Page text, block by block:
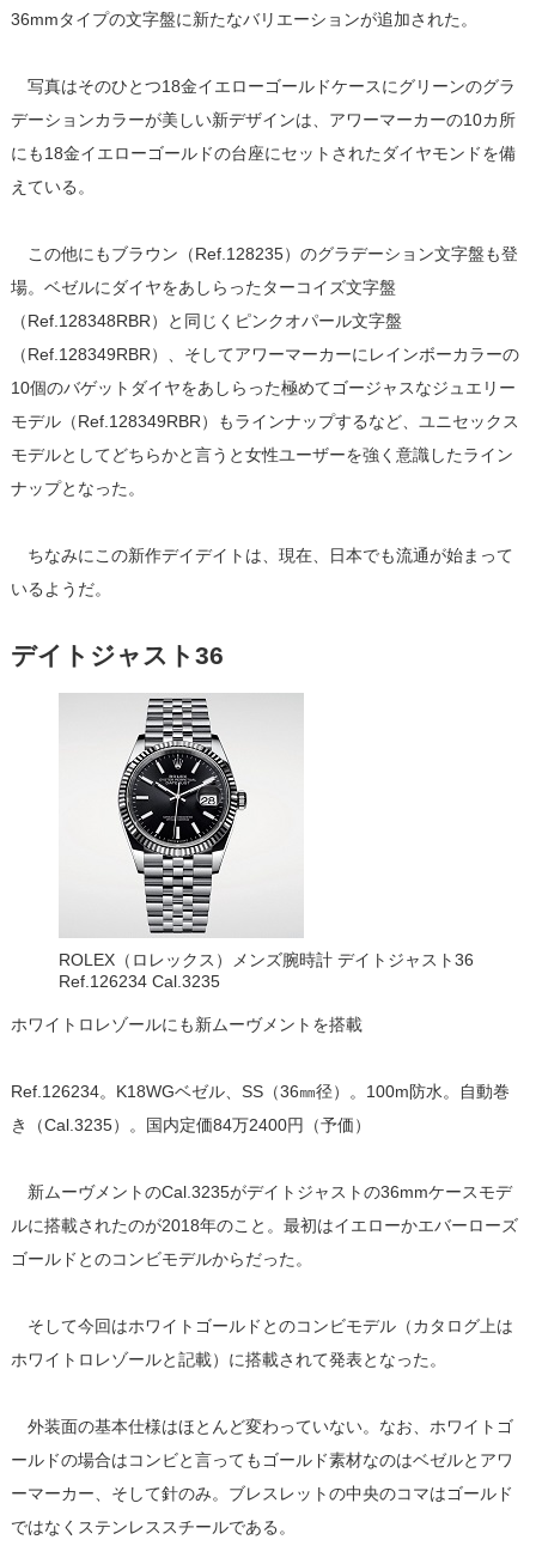
36mmタイプの文字盤に新たなバリエーションが追加された。
写真はそのひとつ18金イエローゴールドケースにグリーンのグラ
デーションカラーが美しい新デザインは、アワーマーカーの10カ所
にも18金イエローゴールドの台座にセットされたダイヤモンドを備
えている。
この他にもブラウン（Ref.128235）のグラデーション文字盤も登
場。ベゼルにダイヤをあしらったターコイズ文字盤
（Ref.128348RBR）と同じくピンクオパール文字盤
（Ref.128349RBR）、そしてアワーマーカーにレインボーカラーの
10個のバゲットダイヤをあしらった極めてゴージャスなジュエリー
モデル（Ref.128349RBR）もラインナップするなど、ユニセックス
モデルとしてどちらかと言うと女性ユーザーを強く意識したライン
ナップとなった。
ちなみにこの新作デイデイトは、現在、日本でも流通が始まって
いるようだ。
デイトジャスト36
ROLEX（ロレックス）メンズ腕時計 デイトジャスト36
Ref.126234 Cal.3235
ホワイトロレゾールにも新ムーヴメントを搭載
Ref.126234。K18WGベゼル、SS（36㎜径）。100m防水。自動巻
き（Cal.3235）。国内定価84万2400円（予価）
新ムーヴメントのCal.3235がデイトジャストの36mmケースモデ
ルに搭載されたのが2018年のこと。最初はイエローかエバーローズ
ゴールドとのコンビモデルからだった。
そして今回はホワイトゴールドとのコンビモデル（カタログ上は
ホワイトロレゾールと記載）に搭載されて発表となった。
外装面の基本仕様はほとんど変わっていない。なお、ホワイトゴ
ールドの場合はコンビと言ってもゴールド素材なのはベゼルとアワ
ーマーカー、そして針のみ。ブレスレットの中央のコマはゴールド
ではなくステンレススチールである。